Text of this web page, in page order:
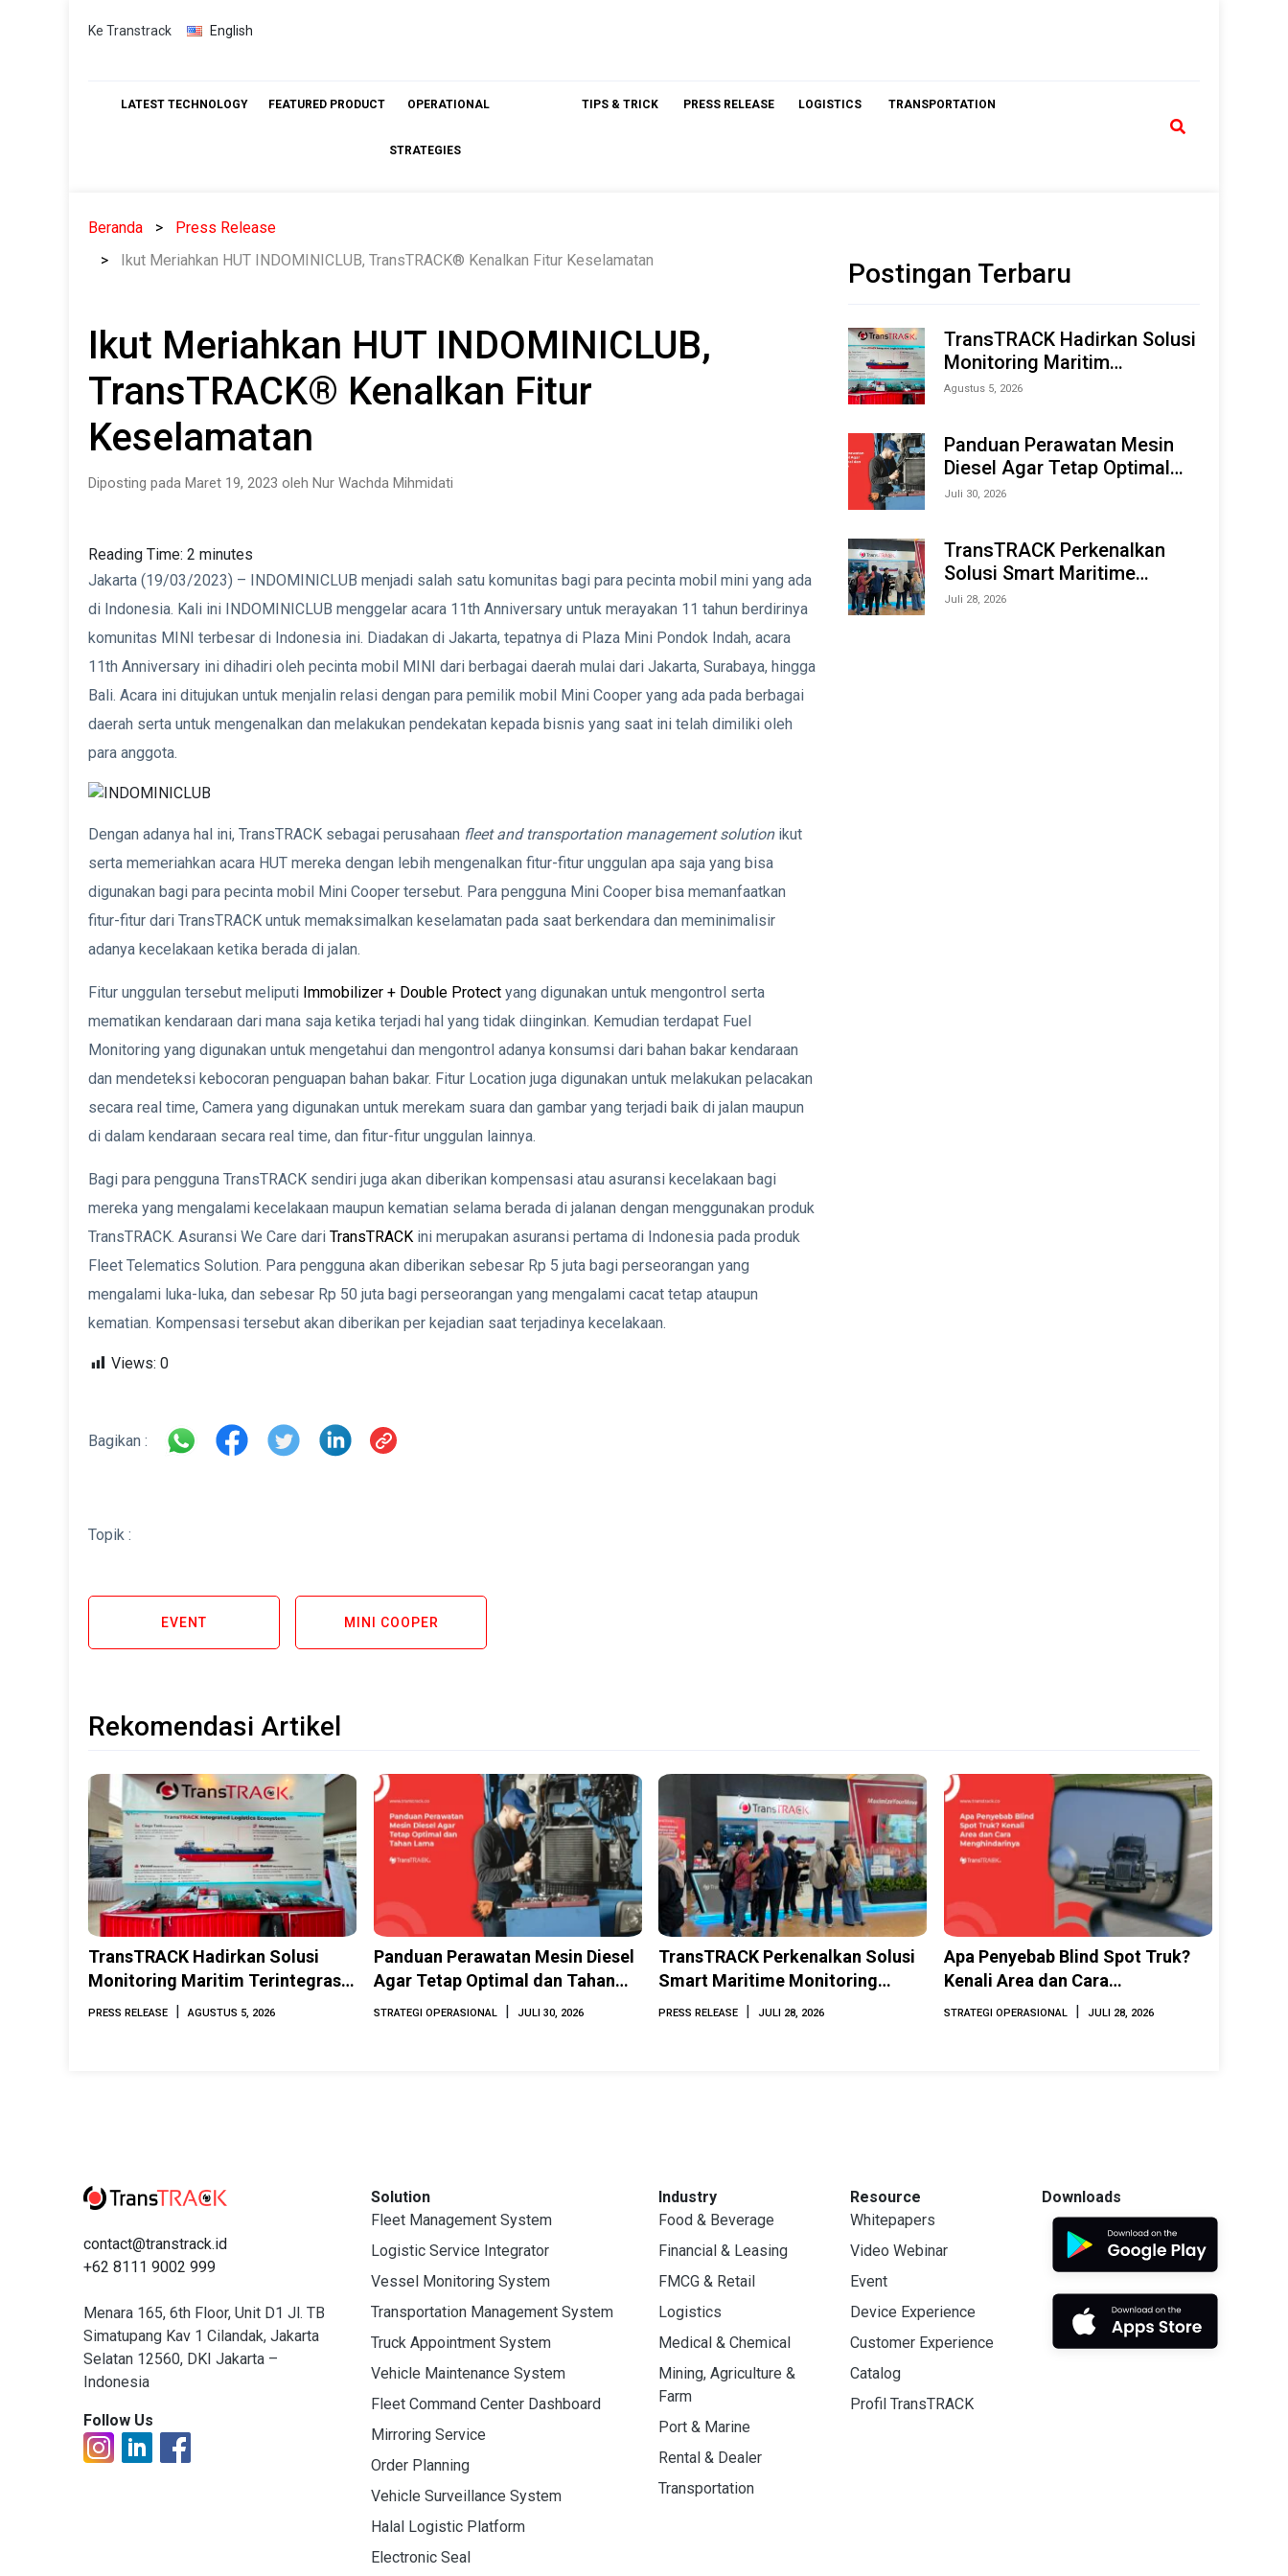
Skip
Ke Transtrack English
LATEST TECHNOLOGY FEATURED PRODUCT OPERATIONAL
STRATEGIES
TIPS & TRICK PRESS RELEASE LOGISTICS TRANSPORTATION
Beranda
Press Release
Ikut Meriahkan HUT INDOMINICLUB, TransTRACK® Kenalkan Fitur Keselamatan
Ikut Meriahkan HUT INDOMINICLUB,
TransTRACK® Kenalkan Fitur
Keselamatan
Diposting pada Maret 19, 2023 oleh Nur Wachda Mihmidati
Reading Time: 2 minutes
Jakarta (19/03/2023) – INDOMINICLUB menjadi salah satu komunitas bagi para pecinta mobil mini yang ada
di Indonesia. Kali ini INDOMINICLUB menggelar acara 11th Anniversary untuk merayakan 11 tahun berdirinya
komunitas MINI terbesar di Indonesia ini. Diadakan di Jakarta, tepatnya di Plaza Mini Pondok Indah, acara
11th Anniversary ini dihadiri oleh pecinta mobil MINI dari berbagai daerah mulai dari Jakarta, Surabaya, hingga
Bali. Acara ini ditujukan untuk menjalin relasi dengan para pemilik mobil Mini Cooper yang ada pada berbagai
daerah serta untuk mengenalkan dan melakukan pendekatan kepada bisnis yang saat ini telah dimiliki oleh
para anggota.
Dengan adanya hal ini, TransTRACK sebagai perusahaan fleet and transportation management solutionikut
serta memeriahkan acara HUT mereka dengan lebih mengenalkan fitur-fitur unggulan apa saja yang bisa
digunakan bagi para pecinta mobil Mini Cooper tersebut. Para pengguna Mini Cooper bisa memanfaatkan
fitur-fitur dari TransTRACK untuk memaksimalkan keselamatan pada saat berkendara dan meminimalisir
adanya kecelakaan ketika berada di jalan.
Fitur unggulan tersebut meliputi Immobilizer + Double Protect yang digunakan untuk mengontrol serta
mematikan kendaraan dari mana saja ketika terjadi hal yang tidak diinginkan. Kemudian terdapat Fuel
Monitoring yang digunakan untuk mengetahui dan mengontrol adanya konsumsi dari bahan bakar kendaraan
dan mendeteksi kebocoran penguapan bahan bakar. Fitur Location juga digunakan untuk melakukan pelacakan
secara real time, Camera yang digunakan untuk merekam suara dan gambar yang terjadi baik di jalan maupun
di dalam kendaraan secara real time, dan fitur-fitur unggulan lainnya.
Bagi para pengguna TransTRACK sendiri juga akan diberikan kompensasi atau asuransi kecelakaan bagi
mereka yang mengalami kecelakaan maupun kematian selama berada di jalanan dengan menggunakan produk
TransTRACK. Asuransi We Care dari TransTRACK ini merupakan asuransi pertama di Indonesia pada produk
Fleet Telematics Solution. Para pengguna akan diberikan sebesar Rp 5 juta bagi perseorangan yang
mengalami luka-luka, dan sebesar Rp 50 juta bagi perseorangan yang mengalami cacat tetap ataupun
kematian. Kompensasi tersebut akan diberikan per kejadian saat terjadinya kecelakaan.
Views: 0
Postingan Terbaru
TransTRACK Hadirkan Solusi
Monitoring Maritim
Terintegrasi Berbasis AI &
Offshore Expo (IMOX) 2026
Agustus 5, 2026
Panduan Perawatan Mesin
Diesel Agar Tetap Optimal
dan Tahan Lama
Juli 30, 2026
TransTRACK Perkenalkan
Solusi Smart Maritime
Monitoring Berbasis AI dan
Juli 28, 2026
Bagikan :
Topik :
EVENT MINI COOPER
Rekomendasi Artikel
TransTRACK Hadirkan Solusi
Monitoring Maritim Terintegrasi
Berbasis AI & IoT di Indonesia
PRESS RELEASE | AGUSTUS 5, 2026
Panduan Perawatan Mesin Diesel
Agar Tetap Optimal dan Tahan
Lama
STRATEGI OPERASIONAL | JULI 30, 2026
TransTRACK Perkenalkan Solusi
Smart Maritime Monitoring
Berbasis AI dan IoT di INAMARINE
PRESS RELEASE | JULI 28, 2026
Apa Penyebab Blind Spot Truk?
Kenali Area dan Cara
Menghindarinya
STRATEGI OPERASIONAL | JULI 28, 2026
contact@transtrack.id
+62 8111 9002 999
Menara 165, 6th Floor, Unit D1 Jl. TB
Simatupang Kav 1 Cilandak, Jakarta
Selatan 12560, DKI Jakarta –
Indonesia
Follow Us
Solution
Fleet Management System
Logistic Service Integrator
Vessel Monitoring System
Transportation Management System
Truck Appointment System
Vehicle Maintenance System
Fleet Command Center Dashboard
Mirroring Service
Order Planning
Vehicle Surveillance System
Halal Logistic Platform
Electronic Seal
Industry
Food & Beverage
Financial & Leasing
FMCG & Retail
Logistics
Medical & Chemical
Mining, Agriculture &
Farm
Port & Marine
Rental & Dealer
Transportation
Resource
Whitepapers
Video Webinar
Event
Device Experience
Customer Experience
Catalog
Profil TransTRACK
Downloads